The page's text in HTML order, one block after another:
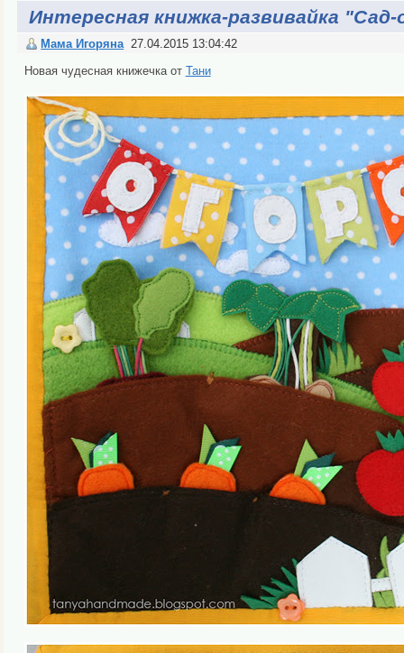
Интересная книжка-развивайка "Сад-
Мама Игоряна 27.04.2015 13:04:42
Новая чудесная книжечка от Тани